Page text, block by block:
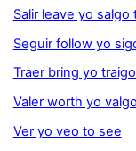
Salir leave yo salgo
Seguir follow yo
Traer bring yo
Valer worth yo
Ver yo veo to see